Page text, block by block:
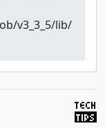
v3_3_5/lib/